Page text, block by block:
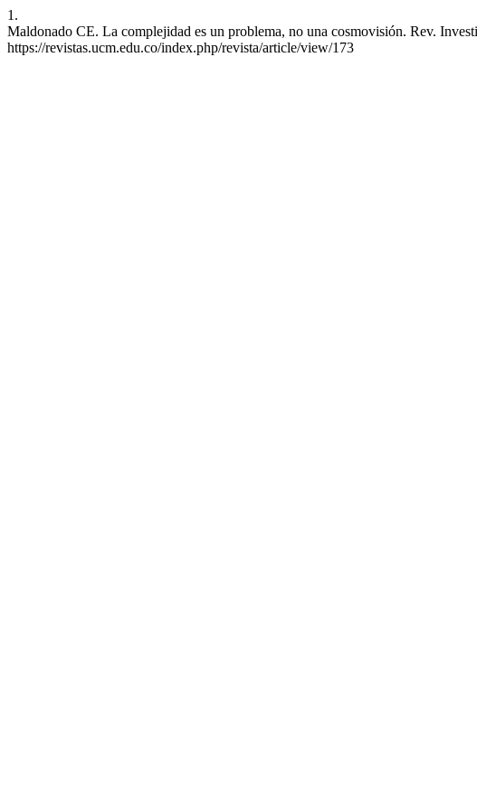
1.
Maldonado CE. La complejidad es un problema, no una cosmovisión. Rev.
https://revistas.ucm.edu.co/index.php/revista/article/view/173